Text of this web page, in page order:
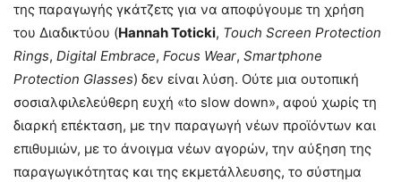
της παραγωγής γκάτζετς για να αποφύγουμε τη χρήση
του Διαδικτύου (Hannah Toticki, Touch Screen Protection
Rings, Digital Embrace, Focus Wear, Smartphone
Protection Glasses) δεν είναι λύση. Ούτε μια ουτοπική
σοσιαλφιλελεύθερη ευχή «to slow down», αφού χωρίς τη
διαρκή επέκταση, με την παραγωγή νέων προϊόντων και
επιθυμιών, με το άνοιγμα νέων αγορών, την αύξηση της
παραγωγικότητας και της εκμετάλλευσης, το σύστημα